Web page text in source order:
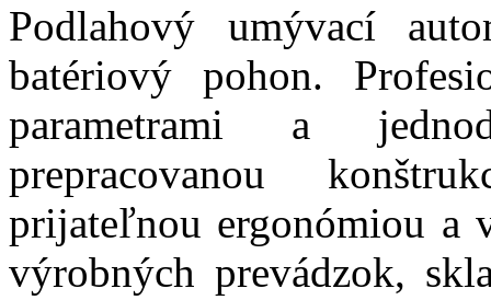
Podlahový umývací
batériový pohon.
parametrami a
prepracovanou
prijateľnou ergonómiou a
výrobných prevádzok,